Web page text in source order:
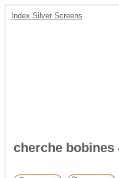
Index Silver Screens
cherche bobines